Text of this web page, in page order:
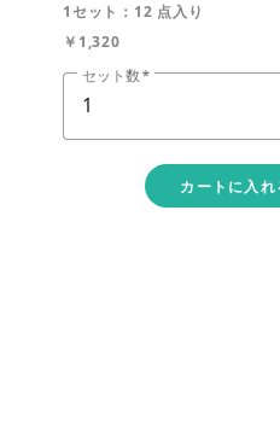
1セット：12 点入り
￥1,320
セット数
カートに入れ